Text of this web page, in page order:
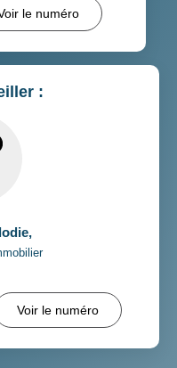
le numéro
:
,
Voir le numéro